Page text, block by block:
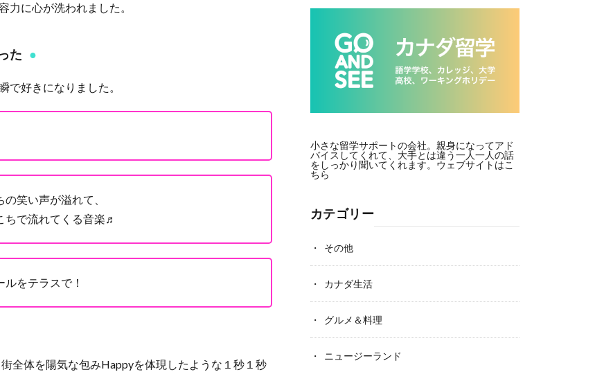
力に心が洗われました。
た
で好きになりました。
笑い声が溢れて、
ちで流れてくる音楽♬
をテラスで！
全体を陽気な包みHappyを体現したような１秒１秒
小さな留学サポートの会社。親身になってアド
バイスしてくれて、大手とは違う一人一人の話
をしっかり聞いてくれます。 ウェブサイトはこ
ちら
カテゴリー
その他
カナダ生活
グルメ＆料理
ニュージーランド